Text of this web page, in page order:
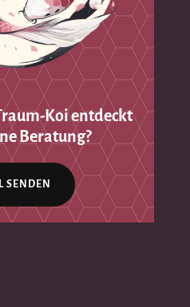
Koi entdeckt
Beratung?
SENDEN